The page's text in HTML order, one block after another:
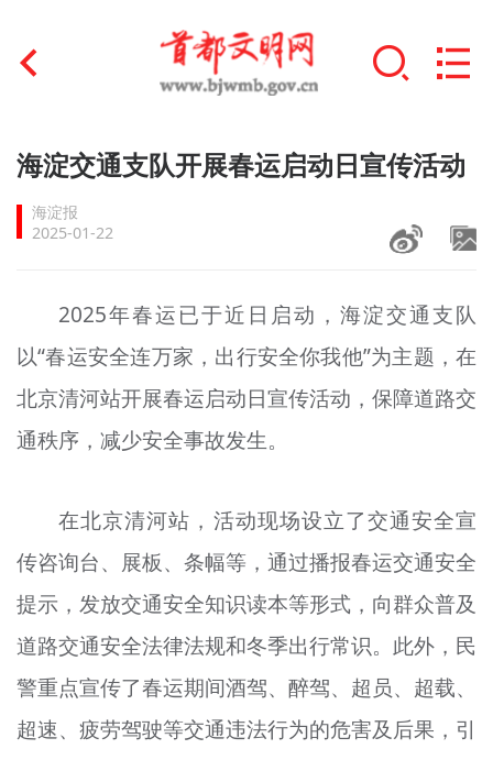
首页
文明创建
文明培育
+
未成年人思想道德建设
榜样人物
+
文明评论
北京宣传文化引导基金
宣传思想文化人才
专题
资料库
+
海淀交通支队开展春运启动日宣传活动
海淀报
2025-01-22
2025年春运已于近日启动，海淀交通支队
以“春运安全连万家，出行安全你我他”为主题，在
北京清河站开展春运启动日宣传活动，保障道路交
通秩序，减少安全事故发生。
在北京清河站，活动现场设立了交通安全宣
传咨询台、展板、条幅等，通过播报春运交通安全
提示，发放交通安全知识读本等形式，向群众普及
道路交通安全法律法规和冬季出行常识。此外，民
警重点宣传了春运期间酒驾、醉驾、超员、超载、
超速、疲劳驾驶等交通违法行为的危害及后果，引